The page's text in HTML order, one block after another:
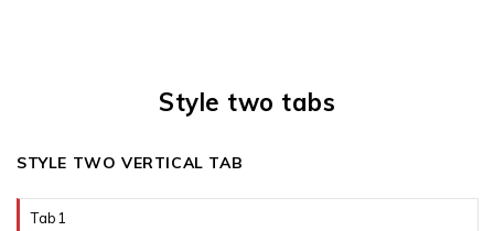
Style two tabs
STYLE TWO VERTICAL TAB
Tab1